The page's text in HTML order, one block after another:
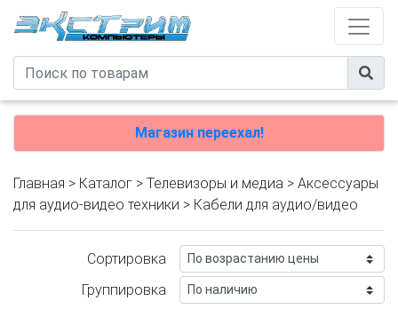
Магазин переехал!
Главная > Каталог > Телевизоры и медиа > Аксессуары
для аудио-видео техники > Кабели для аудио/видео
Сортировка
Группировка